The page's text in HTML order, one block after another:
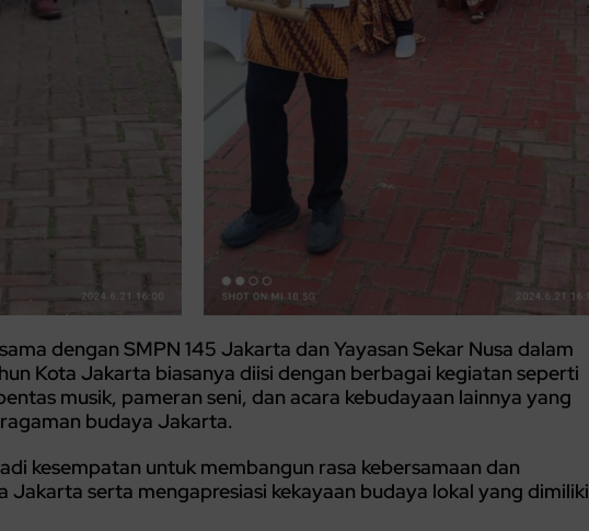
dengan SMPN 145 Jakarta dan Yayasan Sekar Nusa dalam
Kota Jakarta biasanya diisi dengan berbagai kegiatan seperti
musik, pameran seni, dan acara kebudayaan lainnya yang
budaya Jakarta.
kesempatan untuk membangun rasa kebersamaan dan
Jakarta serta mengapresiasi kekayaan budaya lokal yang dimiliki